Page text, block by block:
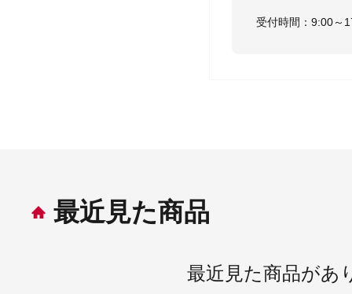
受付時間：9:00～
最近見た商品
最近見た商品があ